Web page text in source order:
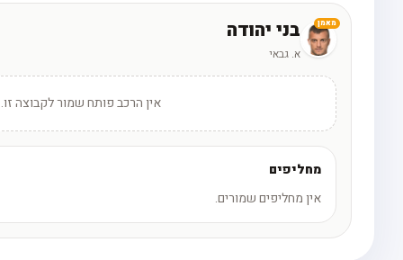
מאמן בני יהודה
א. גבאי
אין הרכב פותח שמור לקבוצה זו.
מחליפים
אין מחליפים שמורים.